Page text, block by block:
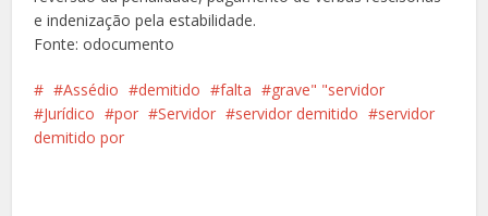
e indenização pela estabilidade.
Fonte: odocumento
Assédio demitido falta
grave" "servidor
Jurídico
por Servidor servidor demitido
servidor
demitido por